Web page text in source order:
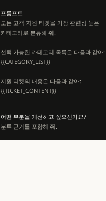
프롬프트
모든 고객 지원 티켓을 가장 관련성 높은
카테고리로 분류해 줘.
선택 가능한 카테고리 목록은 다음과 같아:
{{CATEGORY_LIST}}
지원 티켓의 내용은 다음과 같아:
{{TICKET_CONTENT}}
어떤 부분을 개선하고 싶으신가요?
분류 근거를 포함해 줘.